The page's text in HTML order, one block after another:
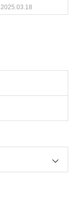
2025.03.18